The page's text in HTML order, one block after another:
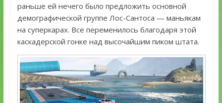
раньше ей нечего было предложить основной
демографической группе Лос-Сантоса — маньякам
на суперкарах. Все переменилось благодаря этой
каскадерской гонке над высочайшим пиком штата.